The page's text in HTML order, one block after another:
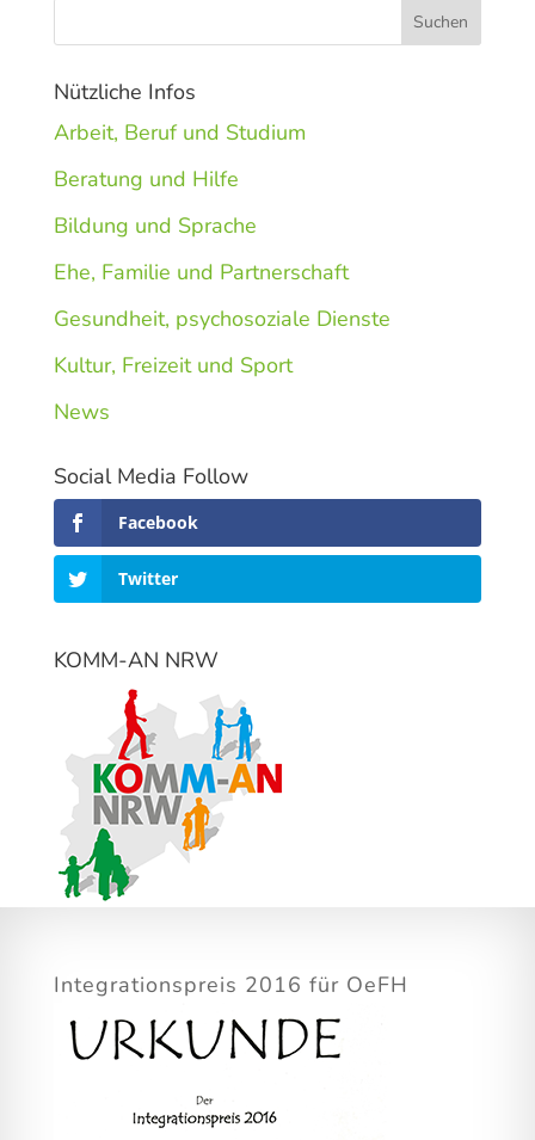
Nützliche Infos
Arbeit, Beruf und Studium
Beratung und Hilfe
Bildung und Sprache
Ehe, Familie und Partnerschaft
Gesundheit, psychosoziale Dienste
Kultur, Freizeit und Sport
News
Social Media Follow
Facebook
Twitter
KOMM-AN NRW
Integrationspreis 2016 für OeFH